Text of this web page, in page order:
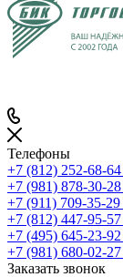
Телефоны
+7 (812) 252-68-64
+7 (981) 878-30-28
+7 (911) 709-35-29
+7 (812) 447-95-57
+7 (495) 645-23-92
+7 (981) 680-02-27
Заказать звонок